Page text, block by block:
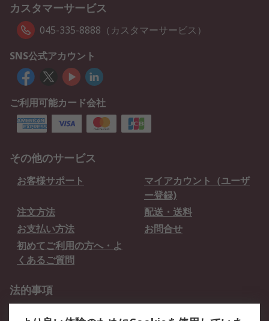
カスタマーサービス
045-335-8888（カスタマーサービス）
SNS公式アカウント
ご利用可能カード会社
その他のサービス
お客様サポート
マイアカウント（ユーザ
ー登録)
注文方法
配送・送料
お支払い方法
お問合せ
初めてご利用の方へ・よ
くあるご質問
法的事項